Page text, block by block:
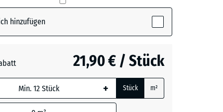
wird
hinzufügen
21,90 € / Stück
+ Stück m²